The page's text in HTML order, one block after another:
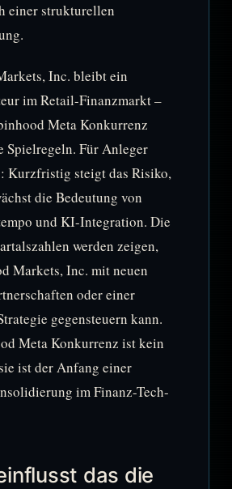
einer strukturellen
Inc. bleibt ein
im Retail-Finanzmarkt –
Meta Konkurrenz
Spielregeln. Für Anleger
Kurzfristig steigt das Risiko,
die Bedeutung von
und KI-Integration. Die
werden zeigen,
Markets, Inc. mit neuen
oder einer
gegensteuern kann.
Meta Konkurrenz ist kein
ist der Anfang einer
im Finanz-Tech-
das die